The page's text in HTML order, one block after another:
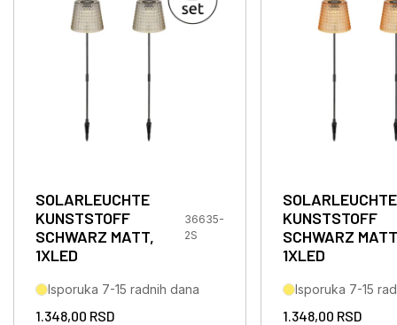
SOLARLEUCHTE
KUNSTSTOFF
SCHWARZ MATT,
1XLED
36635-
2S
Isporuka 7-15 radnih dana
1.348,00 RSD
SOLARLEUCHTE
KUNSTSTOFF
SCHWARZ
1XLED
Isporuka 7-15
1.348,00 RSD